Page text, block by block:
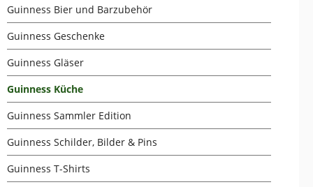
Guinness Bier und Barzubehör
Guinness Geschenke
Guinness Gläser
Guinness Küche
Guinness Sammler Edition
Guinness Schilder, Bilder & Pins
Guinness T-Shirts